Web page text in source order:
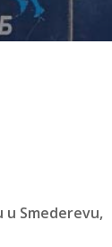
u Smederevu,